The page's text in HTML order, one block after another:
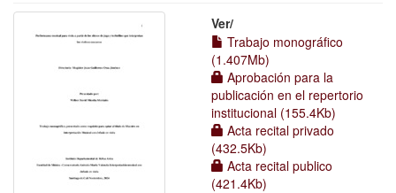
Ver/
Trabajo monográfico
(1.407Mb)
Aprobación para la
publicación en el repertorio
institucional (155.4Kb)
Acta recital privado
(432.5Kb)
Acta recital publico
(421.4Kb)